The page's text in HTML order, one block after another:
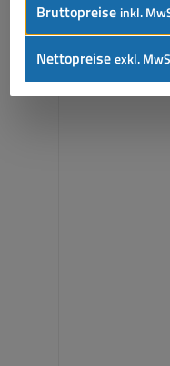
Bruttopreise inkl.
Nettopreiseexkl.